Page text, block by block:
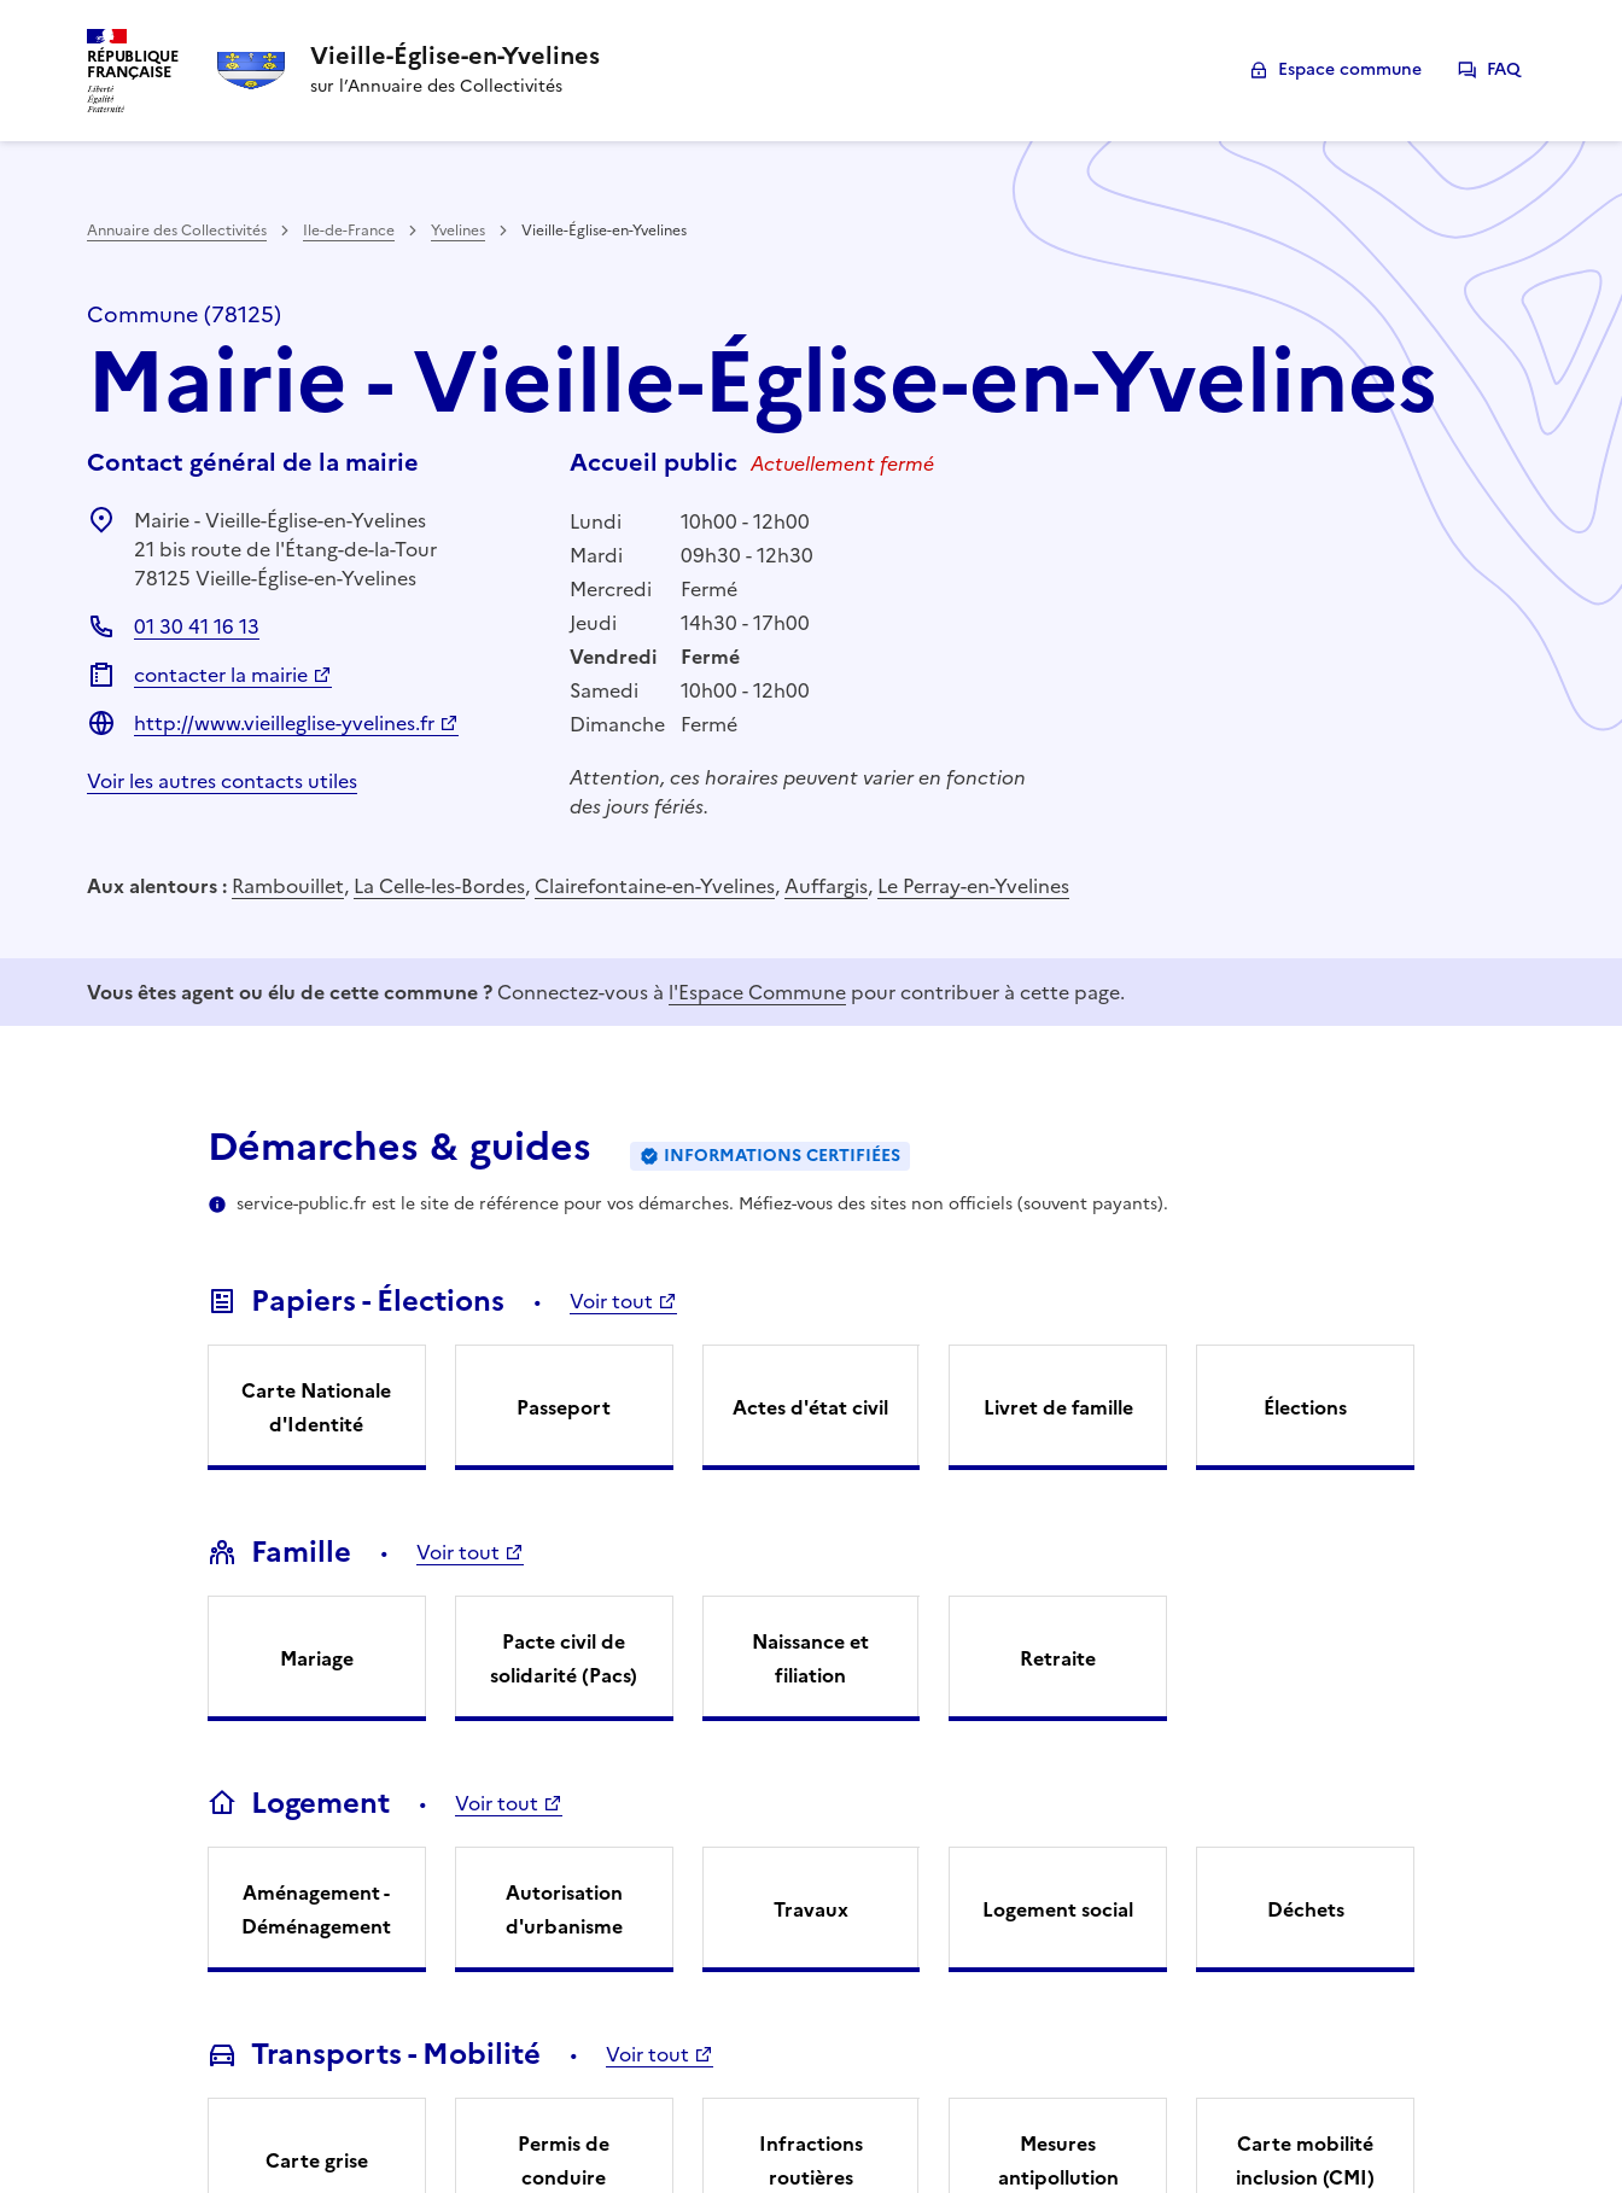
RÉPUBLIQUE
FRANÇAISE Vieille-Église-en-Yvelines
sur l’Annuaire des Collectivités
Espace commune FAQ
Annuaire des Collectivités Ile-de-France Yvelines Vieille-Église-en-Yvelines
Commune (78125)
Mairie - Vieille-Église-en-Yvelines
Contact général de la mairie
Mairie - Vieille-Église-en-Yvelines
21 bis route de l'Étang-de-la-Tour
78125 Vieille-Église-en-Yvelines
01 30 41 16 13
contacter la mairie
http://www.vieilleglise-yvelines.fr
Voir les autres contacts utiles
Accueil public Actuellement fermé
Lundi
10h00 - 12h00
Mardi
09h30 - 12h30
Mercredi
Fermé
Jeudi
14h30 - 17h00
Vendredi
Fermé
Samedi
10h00 - 12h00
Dimanche Fermé
Attention, ces horaires peuvent varier en fonction
des jours fériés.
Aux alentours : Rambouillet, La Celle-les-Bordes, Clairefontaine-en-Yvelines,Auffargis, Le Perray-en-Yvelines
Vous êtes agent ou élu de cette commune ? Connectez-vous à l'Espace Commune pour contribuer à cette page.
Démarches & guides
INFORMATIONS CERTIFIÉES
service-public.fr est le site de référence pour vos démarches. Méfiez-vous des sites non officiels (souvent payants).
Papiers - Élections Voir tout
Carte Nationale
d'Identité
Passeport Actes d'état civil Livret de famille Élections
Famille Voir tout
Mariage
Pacte civil de
solidarité (Pacs)
Naissance et
filiation
Retraite
Logement Voir tout
Aménagement -
Déménagement
Autorisation
d'urbanisme
Travaux Logement social Déchets
Transports - Mobilité Voir tout
Carte grise
Permis de
conduire
Infractions
routières
Mesures
antipollution
Carte mobilité
inclusion (CMI)